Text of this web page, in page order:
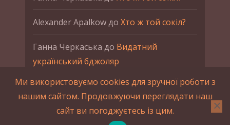
Alexander Apalkowдо Хто ж той сокіл?
Ганна Черкаська до Видатний
український бджоляр
Ганна ЧеркаськадоПетро Франко
2015-2023 © UAHistory Всі права застережено.
Ми використовуємо cookies для зручної роботи з
нашим сайтом. Продовжуючи переглядати наш
сайт ви погоджуєтесь із цим.